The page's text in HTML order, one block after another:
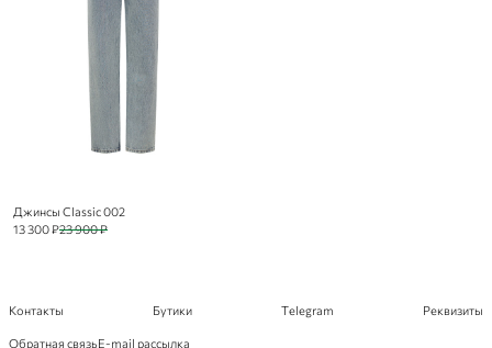
Джинсы Classic 002
13 300 ₽23 900 ₽
Контакты Бутики Telegram Реквизиты
Обратная связьE-mail рассылка